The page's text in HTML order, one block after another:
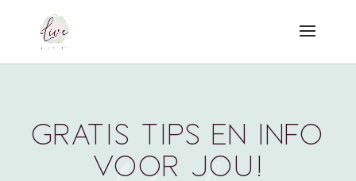
Gratis tips en info
voor jou!